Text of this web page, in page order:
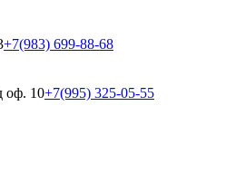
+7(983) 699-88-68
оф. 10+7(995) 325-05-55